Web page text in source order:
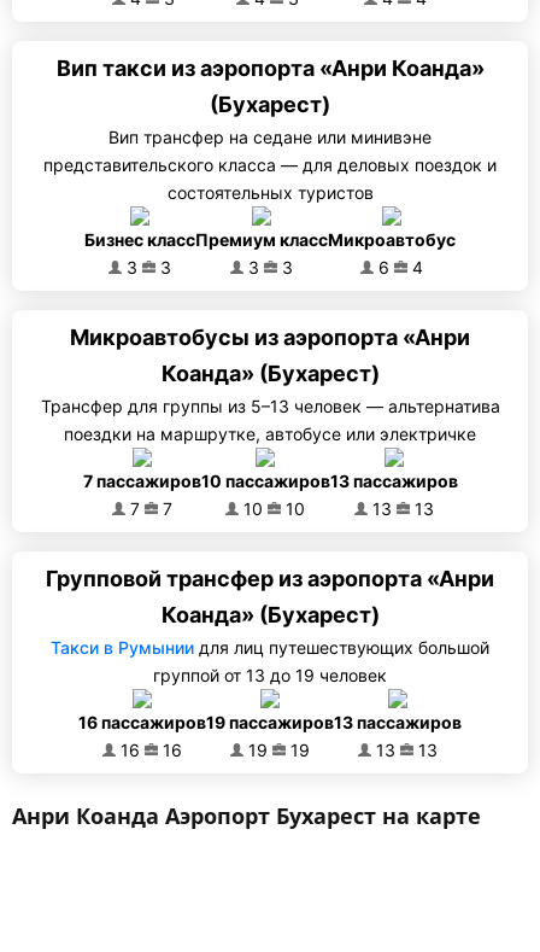
Вип такси из аэропорта «Анри Коанда»
(Бухарест)
Вип трансфер на седане или минивэне
представительского класса — для деловых поездок и
состоятельных туристов
Бизнес класс
3
3
Премиум класс
3
3
Микроавтобус
6
4
Микроавтобусы из аэропорта «Анри
Коанда» (Бухарест)
Трансфер для группы из 5–13 человек — альтернатива
поездки на маршрутке, автобусе или электричке
7 пассажиров
7
7
10 пассажиров
10
10
13 пассажиров
13
13
Групповой трансфер из аэропорта «Анри
Коанда» (Бухарест)
Такси в Румынии для лиц путешествующих большой
группой от 13 до 19 человек
16 пассажиров
16
16
19 пассажиров
19
19
13 пассажиров
13
13
Анри Коанда Аэропорт Бухарест на карте